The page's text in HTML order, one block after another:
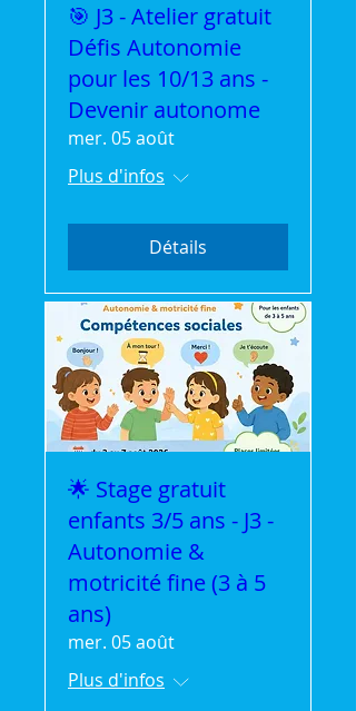
🎯 J3 - Atelier gratuit
Défis Autonomie
pour les 10/13 ans -
Devenir autonome
mer. 05 août
Plus d'infos
Détails
🌟 Stage gratuit
enfants 3/5 ans - J3 -
Autonomie &
motricité fine (3 à 5
ans)
mer. 05 août
Plus d'infos